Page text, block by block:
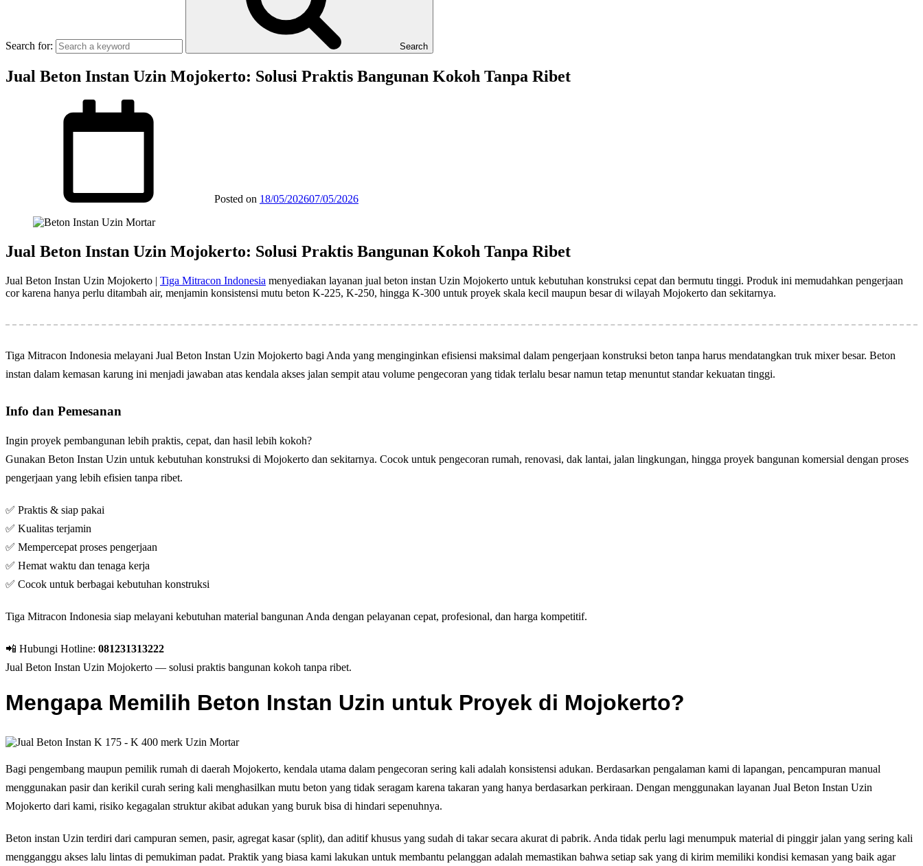
Search for: Search
Jual Beton Instan Uzin Mojokerto: Solusi Praktis Bangunan Kokoh Tanpa Ribet
Posted on 18/05/202607/05/2026
Jual Beton Instan Uzin Mojokerto: Solusi Praktis Bangunan Kokoh Tanpa Ribet
Jual Beton Instan Uzin Mojokerto | Tiga Mitracon Indonesia menyediakan layanan jual beton instan Uzin Mojokerto untuk kebutuhan konstruksi cepat dan bermutu tinggi. Produk ini memudahkan pengerjaan
cor karena hanya perlu ditambah air, menjamin konsistensi mutu beton K-225, K-250, hingga K-300 untuk proyek skala kecil maupun besar di wilayah Mojokerto dan sekitarnya.
Tiga Mitracon Indonesia melayani Jual Beton Instan Uzin Mojokerto bagi Anda yang menginginkan efisiensi maksimal dalam pengerjaan konstruksi beton tanpa harus mendatangkan truk mixer besar. Beton
instan dalam kemasan karung ini menjadi jawaban atas kendala akses jalan sempit atau volume pengecoran yang tidak terlalu besar namun tetap menuntut standar kekuatan tinggi.
Info dan Pemesanan
Ingin proyek pembangunan lebih praktis, cepat, dan hasil lebih kokoh?
Gunakan Beton Instan Uzin untuk kebutuhan konstruksi di Mojokerto dan sekitarnya. Cocok untuk pengecoran rumah, renovasi, dak lantai, jalan lingkungan, hingga proyek bangunan komersial dengan proses
pengerjaan yang lebih efisien tanpa ribet.
✅ Praktis & siap pakai
✅ Kualitas terjamin
✅ Mempercepat proses pengerjaan
✅ Hemat waktu dan tenaga kerja
✅ Cocok untuk berbagai kebutuhan konstruksi
Tiga Mitracon Indonesia siap melayani kebutuhan material bangunan Anda dengan pelayanan cepat, profesional, dan harga kompetitif.
📲 Hubungi Hotline: 081231313222
Jual Beton Instan Uzin Mojokerto — solusi praktis bangunan kokoh tanpa ribet.
Mengapa Memilih Beton Instan Uzin untuk Proyek di Mojokerto?
Bagi pengembang maupun pemilik rumah di daerah Mojokerto, kendala utama dalam pengecoran sering kali adalah konsistensi adukan. Berdasarkan pengalaman kami di lapangan, pencampuran manual
menggunakan pasir dan kerikil curah sering kali menghasilkan mutu beton yang tidak seragam karena takaran yang hanya berdasarkan perkiraan. Dengan menggunakan layanan Jual Beton Instan Uzin
Mojokerto dari kami, risiko kegagalan struktur akibat adukan yang buruk bisa di hindari sepenuhnya.
Beton instan Uzin terdiri dari campuran semen, pasir, agregat kasar (split), dan aditif khusus yang sudah di takar secara akurat di pabrik. Anda tidak perlu lagi menumpuk material di pinggir jalan yang sering kali
mengganggu akses lalu lintas di pemukiman padat. Praktik yang biasa kami lakukan untuk membantu pelanggan adalah memastikan bahwa setiap sak yang di kirim memiliki kondisi kemasan yang baik agar